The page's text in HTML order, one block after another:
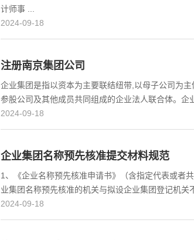
计师事 ...
2024-09-18
注册南京集团公司
企业集团是指以资本为主要联结纽带,以母子公司为
参股公司及其他成员共同组成的企业法人联合体。企
2024-09-18
企业集团名称预先核准提交材料规范
1、《企业名称预先核准申请书》（含指定代表或者
业集团名称预先核准的机关与拟设企业集团登记机关
2024-09-18